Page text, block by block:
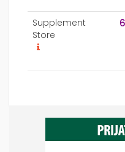
Supplement
Store